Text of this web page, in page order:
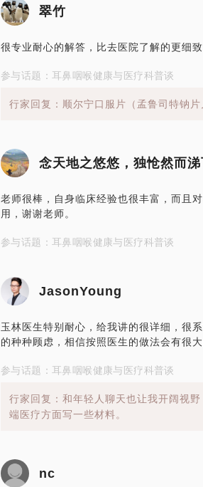
翠竹
很专业耐心的解答，比去医院了解的更细
参与话题：耳鼻咽喉健康与医疗科普谈
行家回复：顺尔宁口服片（孟鲁司特钠
念天地之悠悠，独怆然而涕
老师很棒，自身临床经验也很丰富，而且
用，谢谢老师。
参与话题：耳鼻咽喉健康与医疗科普谈
JasonYoung
玉林医生特别耐心，给我讲的很详细，很
的种种顾虑，相信按照医生的做法会有很
参与话题：耳鼻咽喉健康与医疗科普谈
行家回复：和年轻人聊天也让我开阔视
端医疗方面写一些材料。
nc